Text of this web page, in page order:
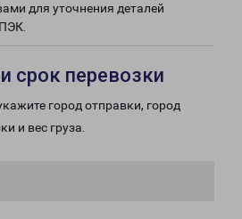
для уточнения деталей
срок перевозки
город отправки, город
и вес груза.